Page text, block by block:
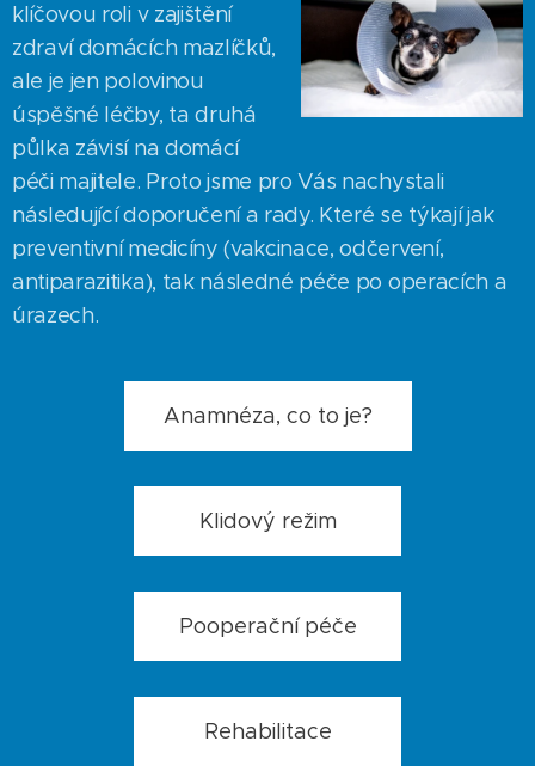
klíčovou roli v zajištění
zdraví domácích mazlíčků,
ale je jen polovinou
úspěšné léčby, ta druhá
půlka závisí na domácí
péči majitele. Proto jsme pro Vás nachystali
následující doporučení a rady. Které se týkají jak
preventivní medicíny (vakcinace, odčervení,
antiparazitika), tak následné péče po operacích a
úrazech.
Anamnéza, co to je?
Klidový režim
Pooperační péče
Rehabilitace